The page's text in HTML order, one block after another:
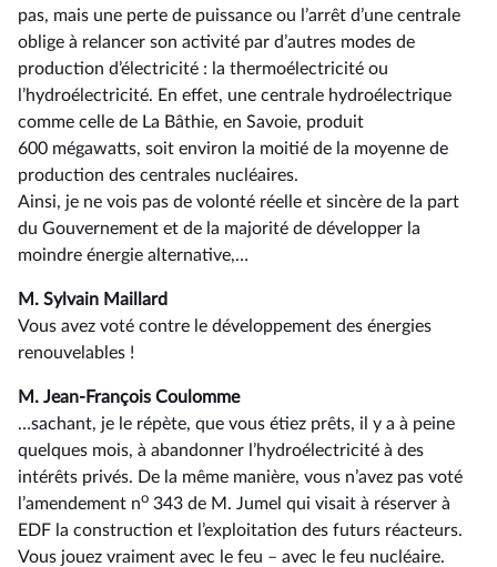
pas, mais une perte de puissance ou l’arrêt d’une centrale
oblige à relancer son activité par d’autres modes de
production d’électricité : la thermoélectricité ou
l’hydroélectricité. En effet, une centrale hydroélectrique
comme celle de La Bâthie, en Savoie, produit
600 mégawatts, soit environ la moitié de la moyenne de
production des centrales nucléaires.
Ainsi, je ne vois pas de volonté réelle et sincère de la part
du Gouvernement et de la majorité de développer la
moindre énergie alternative,…
M. Sylvain Maillard
Vous avez voté contre le développement des énergies
renouvelables !
M. Jean-François Coulomme
…sachant, je le répète, que vous étiez prêts, il y a à peine
quelques mois, à abandonner l’hydroélectricité à des
intérêts privés. De la même manière, vous n’avez pas voté
l’amendement no 343 de M. Jumel qui visait à réserver à
EDF la construction et l’exploitation des futurs réacteurs.
Vous jouez vraiment avec le feu –⁠ avec le feu nucléaire.